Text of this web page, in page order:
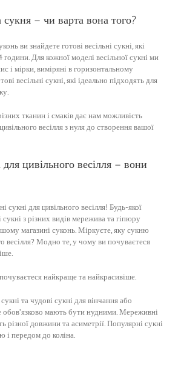
сукня – чи варта вона того?
ви знайдете готові весільні сукні, які
Для кожної моделі весільної сукні ми
і мірки, виміряні в горизонтальному
весільні сукні, які ідеально підходять для
тканин і смаків дає нам можливість
весілля з нуля до створення вашої
цивільного весілля – вони
для цивільного весілля! Будь-якої
з різних видів мережива та гіпюру
магазині суконь. Міркуєте, яку сукню
весілля? Модно те, у чому ви почуваєтеся
найкраще та найкрасивіше.
та чудові сукні для вінчання або
обов’язково мають бути нудними. Мереживні
різної довжини та асиметрії. Популярні сукні
передом до коліна.